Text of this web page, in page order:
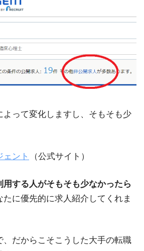
よって変化しますし、そもそも少
ェント （公式サイト）
用する人がそもそも少なかったら
たに優先的に求人紹介してくれま
、だからこそこうした大手の転職